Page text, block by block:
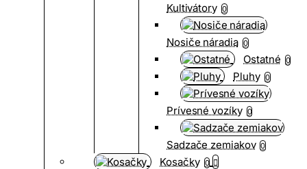
Kultivátory 0
Nosiče náradia 0
Ostatné 0
Pluhy 0
Prívesné vozíky 0
Sadzače zemiakov 0
Kosačky 0